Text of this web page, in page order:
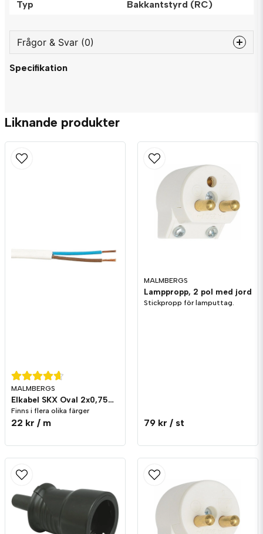
Typ Bakkantstyrd (RC)
Frågor & Svar (0)
question
Namn
Specifikation
Liknande produkter
MALMBERGS
Elkabel SKX Oval 2x0,75mm²
Finns i flera olika färger
22 kr / m
MALMBERGS
Lamppropp, 2 pol med jord
Stickpropp för lamputtag.
79 kr / st